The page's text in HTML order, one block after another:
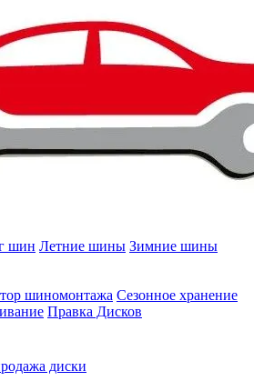
шин Летние шины Зимние шины
шиномонтажа Сезонное хранение
Правка Дисков
диски